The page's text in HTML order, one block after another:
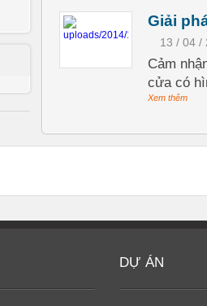
Giải
13 / 04
Cảm
cửa có
Xem thêm
DỰ ÁN